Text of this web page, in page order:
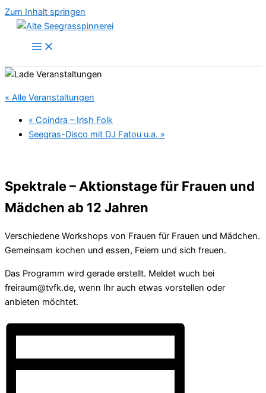
Zum Inhalt springen
« Alle Veranstaltungen
« Coindra – Irish Folk
Seegras-Disco mit DJ Fatou u.a. »
Spektrale – Aktionstage für Frauen und
Mädchen ab 12 Jahren
Verschiedene Workshops von Frauen für Frauen und Mädchen.
Gemeinsam kochen und essen, Feiern und sich freuen.
Das Programm wird gerade erstellt. Meldet wuch bei
freiraum@tvfk.de, wenn Ihr auch etwas vorstellen oder
anbieten möchtet.